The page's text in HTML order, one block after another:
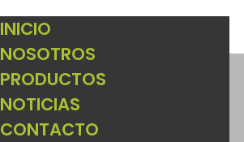
INICIO
NOSOTROS
PRODUCTOS
NOTICIAS
CONTACTO